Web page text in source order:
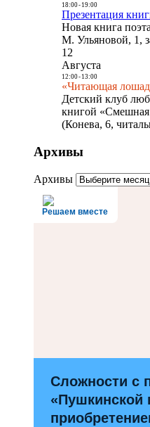
18:00- 19:00
Презентация
Новая книга
М. Ульяновой, 1,
12
Августа
12:00- 13:00
«Читающая
Детский клуб
книгой «Смешная
(Конева, 6,
Архивы
Архивы
Решаем вместе
Сложности с
«Пушкинской